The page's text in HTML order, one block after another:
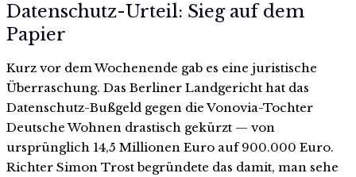
Datenschutz-Urteil: Sieg auf dem
Papier
Kurz vor dem Wochenende gab es eine juristische
Überraschung. Das Berliner Landgericht hat das
Datenschutz-Bußgeld gegen die Vonovia-Tochter
Deutsche Wohnen drastisch gekürzt — von
ursprünglich 14,5 Millionen Euro auf 900.000 Euro.
Richter Simon Trost begründete das damit, man sehe